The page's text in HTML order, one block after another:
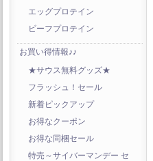
エッグプロテイン
ビーフプロテイン
お買い得情報♪♪
★サウス無料グッズ★
フラッシュ！セール
新着ピックアップ
お得なクーポン
お得な同梱セール
特売～サイバーマンデー セ